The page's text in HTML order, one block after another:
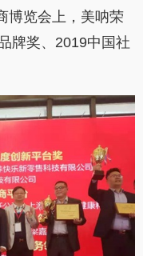
博览会上，美呐荣
牌奖、 2019中国社